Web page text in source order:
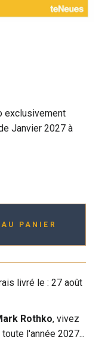
exclusivement
Janvier 2027 à
PANIER
livré le :27 août
Rothko, vivez
l'année 2027...